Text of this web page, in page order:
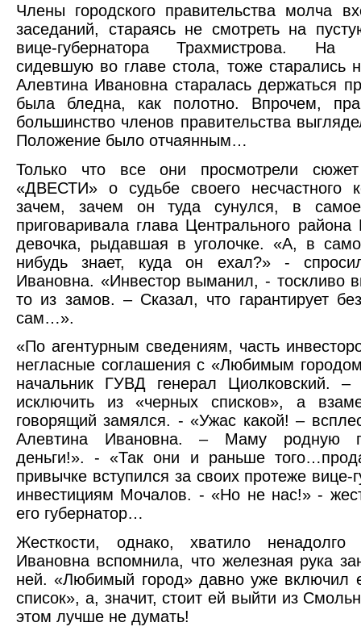
Члены городского правительства молча
заседаний, стараясь не смотреть на
вице-губернатора Трахмистрова. На
сидевшую во главе стола, тоже старались
Алевтина Ивановна старалась держаться
была бледна, как полотно. Впрочем,
большинство членов правительства
Положение было отчаянным…
Только что все они просмотрели сюжет
«ДВЕСТИ» о судьбе своего несчастного
зачем, зачем он туда сунулся, в
приговаривала глава Центрального района
девочка, рыдавшая в уголочке. «А, в
нибудь знает, куда он ехал?» -
Ивановна. «Инвестор выманил, - тоскливо
то из замов. – Сказал, что гарантирует
сам…».
«По агентурным сведениям, часть
негласные соглашения с «Любимым
начальник ГУВД генерал Циолковский.
исключить из «черных списков», а
говорящий замялся. - «Ужас какой! –
Алевтина Ивановна. – Маму родную
деньги!». - «Так они и раньше
привычке вступился за своих протеже вице-
инвестициям Мочалов. - «Но не нас!» -
его губернатор…
Жесткости, однако, хватило
Ивановна вспомнила, что железная рука
ней. «Любимый город» давно уже включил
список», а, значит, стоит ей выйти из
этом лучше не думать!